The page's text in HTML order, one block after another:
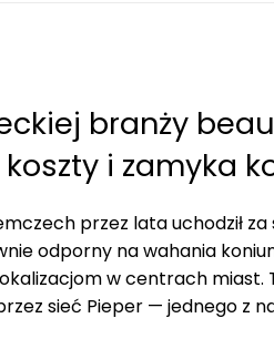
branży
i zamyka
przez lata uchodził
odporny na wahania
w centrach
sieć Pieper — jednego z